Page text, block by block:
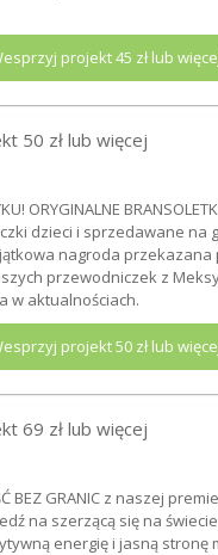
projekt45 zł lub
50 zł lub więcej
ORYGINALNE
dzieci i sprzedawane na
nagroda przekazana
przewodniczek z
w aktualnościach.
projekt50 zł lub
69 zł lub więcej
BEZ GRANIC z naszej
na szerzącą się na
energię i jasną stronę